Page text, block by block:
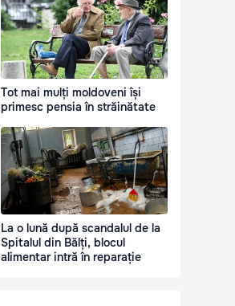
Tot mai mulți moldoveni își
primesc pensia în străinătate
La o lună după scandalul de la
Spitalul din Bălți, blocul
alimentar intră în reparație